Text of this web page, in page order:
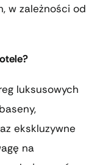
w zależności od
luksusowych
ekskluzywne
na